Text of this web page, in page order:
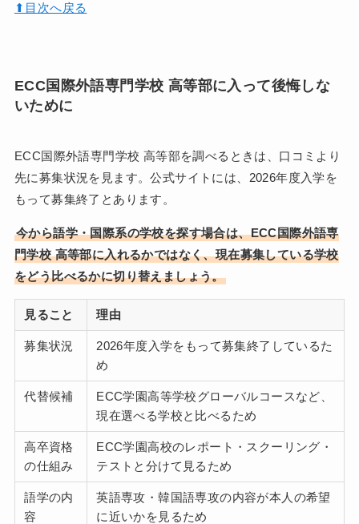
⬆︎目次へ戻る
ECC国際外語専門学校 高等部に入って後悔しな
いために
ECC国際外語専門学校 高等部を調べるときは、口コミより
先に募集状況を見ます。公式サイトには、2026年度入学を
もって募集終了とあります。
今から語学・国際系の学校を探す場合は、ECC国際外語専
門学校 高等部に入れるかではなく、現在募集している学校
をどう比べるかに切り替えましょう。
見ること 理由
募集状況
2026年度入学をもって募集終了しているた
め
代替候補
ECC学園高等学校グローバルコースなど、
現在選べる学校と比べるため
高卒資格
の仕組み
ECC学園高校のレポート・スクーリング・
テストと分けて見るため
語学の内
容
英語専攻・韓国語専攻の内容が本人の希望
に近いかを見るため